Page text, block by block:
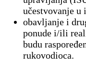
učestvovanje u
obavljanje i
ponude i/ili
budu
rukovodioca.